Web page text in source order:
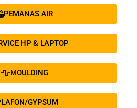
PEMANAS AIR
HP & LAPTOP
MOULDING
GYPSUM